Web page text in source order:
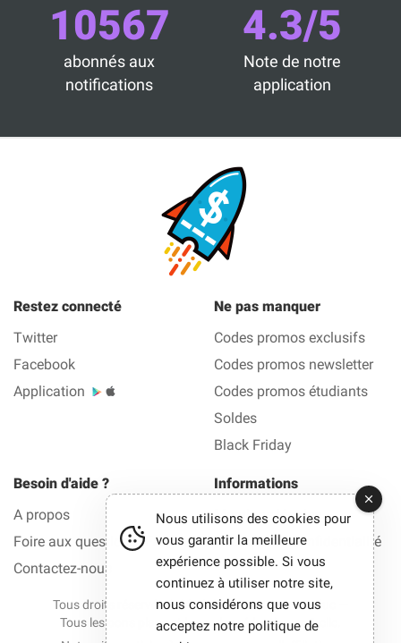
10567
abonnés aux
notifications
4.3/5
Note de notre
application
Restez connecté
Twitter
Facebook
Application
Ne pas manquer
Codes promos exclusifs
Codes promos newsletter
Codes promos étudiants
Soldes
Black Friday
Besoin d'aide ?
A propos
Foire aux questions (FAQ)
Contactez-nous
Informations
Mentions légales
Politique de confidentialité
Tous droits réservés © 2012-2026 La Bonne Reduc —
Tous les bons plans et les codes réduction en 1 clic.
Nous utilisons des cookies pour
vous garantir la meilleure
expérience possible. Si vous
continuez à utiliser notre site,
nous considérons que vous
acceptez notre politique de